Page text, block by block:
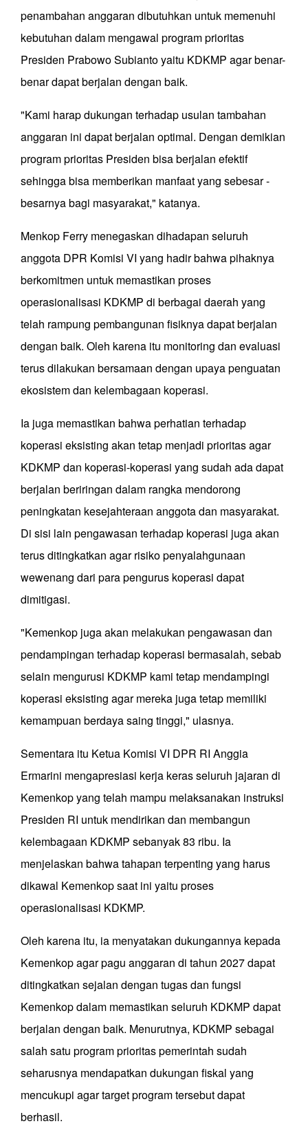
penambahan anggaran dibutuhkan untuk memenuhi
kebutuhan dalam mengawal program prioritas
Presiden Prabowo Subianto yaitu KDKMP agar benar-
benar dapat berjalan dengan baik.
"Kami harap dukungan terhadap usulan tambahan
anggaran ini dapat berjalan optimal. Dengan demikian
program prioritas Presiden bisa berjalan efektif
sehingga bisa memberikan manfaat yang sebesar -
besarnya bagi masyarakat," katanya.
Menkop Ferry menegaskan dihadapan seluruh
anggota DPR Komisi VI yang hadir bahwa pihaknya
berkomitmen untuk memastikan proses
operasionalisasi KDKMP di berbagai daerah yang
telah rampung pembangunan fisiknya dapat berjalan
dengan baik. Oleh karena itu monitoring dan evaluasi
terus dilakukan bersamaan dengan upaya penguatan
ekosistem dan kelembagaan koperasi.
Ia juga memastikan bahwa perhatian terhadap
koperasi eksisting akan tetap menjadi prioritas agar
KDKMP dan koperasi-koperasi yang sudah ada dapat
berjalan beriringan dalam rangka mendorong
peningkatan kesejahteraan anggota dan masyarakat.
Di sisi lain pengawasan terhadap koperasi juga akan
terus ditingkatkan agar risiko penyalahgunaan
wewenang dari para pengurus koperasi dapat
dimitigasi.
"Kemenkop juga akan melakukan pengawasan dan
pendampingan terhadap koperasi bermasalah, sebab
selain mengurusi KDKMP kami tetap mendampingi
koperasi eksisting agar mereka juga tetap memiliki
kemampuan berdaya saing tinggi," ulasnya.
Sementara itu Ketua Komisi VI DPR RI Anggia
Ermarini mengapresiasi kerja keras seluruh jajaran di
Kemenkop yang telah mampu melaksanakan instruksi
Presiden RI untuk mendirikan dan membangun
kelembagaan KDKMP sebanyak 83 ribu. Ia
menjelaskan bahwa tahapan terpenting yang harus
dikawal Kemenkop saat ini yaitu proses
operasionalisasi KDKMP.
Oleh karena itu, ia menyatakan dukungannya kepada
Kemenkop agar pagu anggaran di tahun 2027 dapat
ditingkatkan sejalan dengan tugas dan fungsi
Kemenkop dalam memastikan seluruh KDKMP dapat
berjalan dengan baik. Menurutnya, KDKMP sebagai
salah satu program prioritas pemerintah sudah
seharusnya mendapatkan dukungan fiskal yang
mencukupi agar target program tersebut dapat
berhasil.